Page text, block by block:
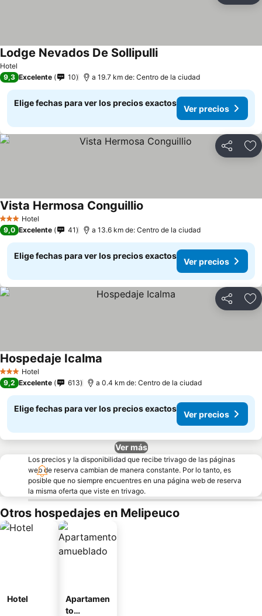
Hotel
Lodge Nevados De SollipulliVer precios
9,3 Excelente 10 a 19.7 km de: Centro de la ciudad
Elige fechas para ver los precios exactos
Ver precios
Compartir
3 Estrellas
Hotel
Vista Hermosa Conguillio
9,0 Excelente 41 a 13.6 km de: Centro de la ciudad
Elige fechas para ver los precios exactos
Ver precios
Compartir
3 Estrellas
Hotel
Hospedaje Icalma
9,2 Excelente 613 a 0.4 km de: Centro de la ciudad
Elige fechas para ver los precios exactos
Ver precios
Ver más
Los precios y la disponibilidad que recibe trivago de las páginas
web de reserva cambian de manera constante. Por lo tanto, es
posible que no siempre encuentres en una página web de reserva
la misma oferta que viste en trivago.
Otros hospedajes en Melipeuco
Hotel
Apartamen
to